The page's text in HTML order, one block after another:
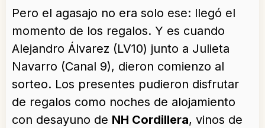
Pero el agasajo no era solo ese: llegó el
momento de los regalos. Y es cuando
Alejandro Álvarez (LV10) junto a Julieta
Navarro (Canal 9), dieron comienzo al
sorteo. Los presentes pudieron disfrutar
de regalos como noches de alojamiento
con desayuno de NH Cordillera, vinos de